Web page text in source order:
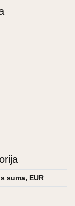
suma, EUR